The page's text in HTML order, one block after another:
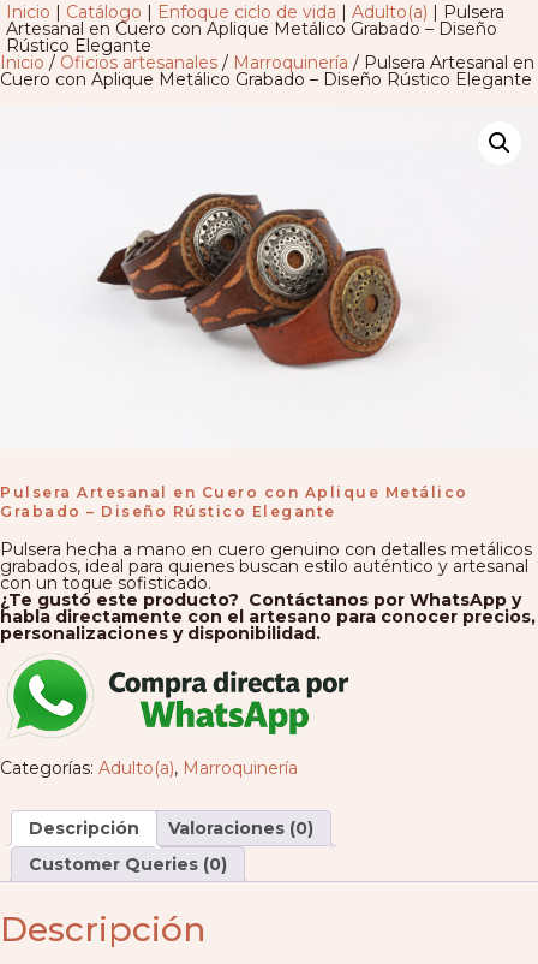
Inicio | Catálogo | Enfoque ciclo de vida | Adulto(a) | Pulsera
Artesanal en Cuero con Aplique Metálico Grabado – Diseño
Rústico Elegante
Inicio / Oficios artesanales / Marroquinería / Pulsera Artesanal en
Cuero con Aplique Metálico Grabado – Diseño Rústico Elegante
Pulsera Artesanal en Cuero con Aplique Metálico
Grabado – Diseño Rústico Elegante
Pulsera hecha a mano en cuero genuino con detalles metálicos
grabados, ideal para quienes buscan estilo auténtico y artesanal
con un toque sofisticado.
¿Te gustó este producto? Contáctanos por WhatsApp y
habla directamente con el artesano para conocer precios,
personalizaciones y disponibilidad.
Categorías: Adulto(a), Marroquinería
Descripción
Valoraciones (0)
Customer Queries (0)
Descripción